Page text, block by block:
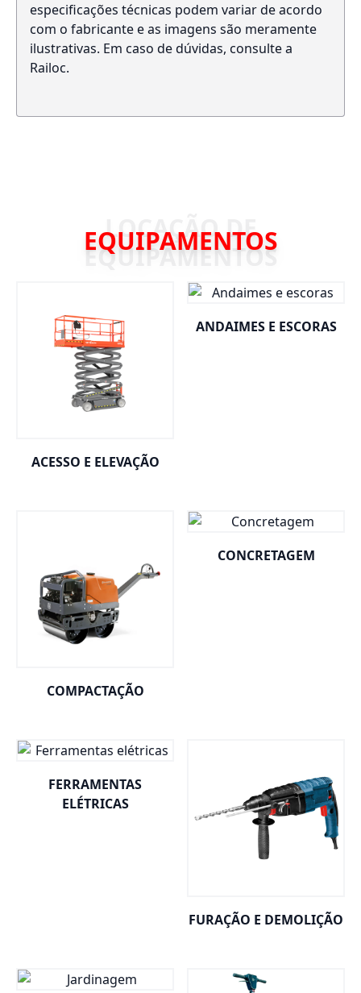
especificações técnicas podem variar de acordo
com o fabricante e as imagens são meramente
ilustrativas. Em caso de dúvidas, consulte a
Railoc.
EQUIPAMENTOS
ACESSO E ELEVAÇÃO
ANDAIMES E ESCORAS
COMPACTAÇÃO
CONCRETAGEM
FERRAMENTAS
ELÉTRICAS
FURAÇÃO E DEMOLIÇÃO